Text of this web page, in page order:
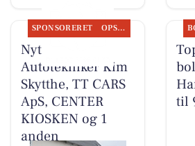
SPONSORERET OPSLAGSTAVLEN
Nyt fra
Autotekniker Kim
Skytthe, TT CARS
ApS, CENTER
KIOSKEN og 1
anden
til